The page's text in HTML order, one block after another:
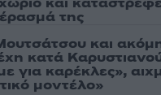
της
και
κατά
για καρέκλες»,
μοντέλο»